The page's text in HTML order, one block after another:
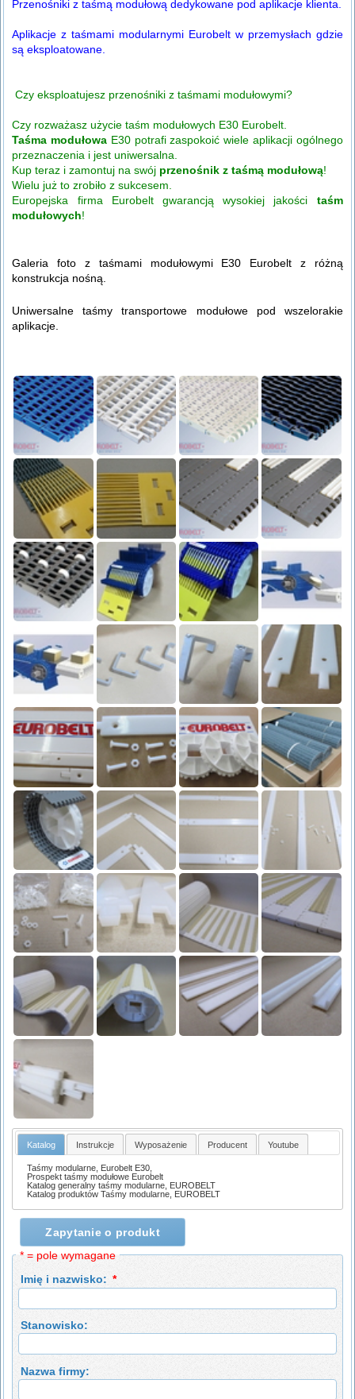
Przenośniki z taśmą modułową dedykowane pod aplikacje klienta.
Aplikacje z taśmami modularnymi Eurobelt w przemysłach gdzie
są eksploatowane.
Czy eksploatujesz przenośniki z taśmami modułowymi?
Czy rozważasz użycie taśm modułowych E30 Eurobelt.
Taśma modułowa E30 potrafi zaspokoić wiele aplikacji ogólnego
przeznaczenia i jest uniwersalna.
Kup teraz i zamontuj na swój przenośnik z taśmą modułową!
Wielu już to zrobiło z sukcesem.
Europejska firma Eurobelt gwarancją wysokiej jakości taśm
modułowych!
Galeria foto z taśmami modułowymi E30 Eurobelt z różną
konstrukcja nośną.
Uniwersalne taśmy transportowe modułowe pod wszelorakie
aplikacje.
Katalog Instrukcje Wyposażenie Producent Youtube
Taśmy modularne, Eurobelt E30,
Prospekt taśmy modułowe Eurobelt
Katalog generalny taśmy modularne, EUROBELT
Katalog produktów Taśmy modularne, EUROBELT
Zapytanie o produkt
* = pole wymagane
Imię i nazwisko: *
Stanowisko:
Nazwa firmy: